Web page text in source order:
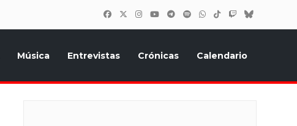
Música Entrevistas Crónicas Calendario